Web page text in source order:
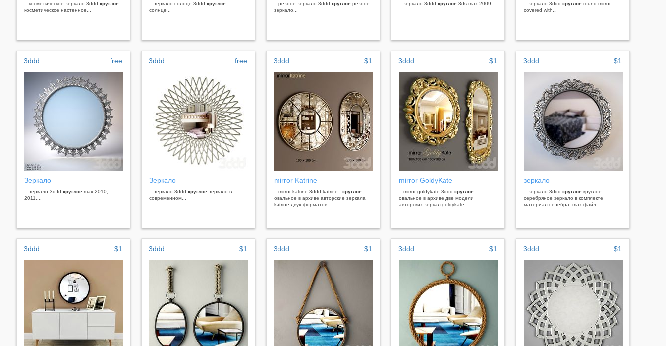
...косметическое зеркало 3ddd круглое
косметическое настенное...
...зеркало солнце 3ddd круглое
солнце...
...резное зеркало 3ddd круглое резное
зеркало...
...зеркало 3ddd круглое 3ds max 2009,... ...зеркало 3ddd круглое round mirror
covered with...
3ddd free
Зеркало
...зеркало 3ddd круглое max 2010,
2011,...
3ddd free
Зеркало
...зеркало 3ddd круглое зеркало в
современном...
3ddd $1
mirror Katrine
...mirror katrine 3ddd katrine , круглое
овальное в архиве авторские зеркала
katrine двух форматов:...
3ddd $1
mirror GoldyKate
...mirror goldykate 3ddd круглое
овальное в архиве две модели
авторских зеркал goldykate,...
3ddd $1
зеркало
...зеркало 3ddd круглое круглое
серебряное зеркало в комплекте
материал серебра; max файл...
3ddd $1 3ddd $1 3ddd $1 3ddd $1 3ddd $1